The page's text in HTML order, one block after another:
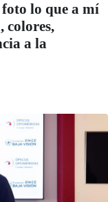
lo que a mí
colores,
a la